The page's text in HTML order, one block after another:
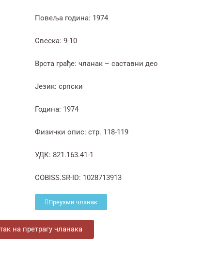
Повеља година: 1974
Свеска: 9-10
Врста грађе: чланак – саставни део
Језик: српски
Година: 1974
Физички опис: стр. 118-119
УДК: 821.163.41-1
COBISS.SR-ID: 1028713913
Преузми чланак
на претрагу чланака